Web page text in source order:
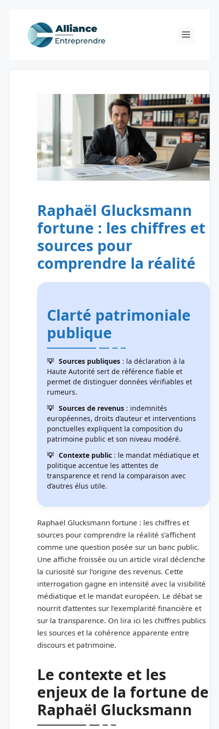
content
Menu
Raphaël Glucksmann
fortune : les chiffres et
sources pour
comprendre la réalité
Clarté patrimoniale
publique
Sources publiques : la déclaration à la
Haute Autorité sert de référence fiable et
permet de distinguer données vérifiables et
rumeurs.
Sources de revenus : indemnités
européennes, droits d’auteur et interventions
ponctuelles expliquent la composition du
patrimoine public et son niveau modéré.
Contexte public : le mandat médiatique et
politique accentue les attentes de
transparence et rend la comparaison avec
d’autres élus utile.
Raphaël Glucksmann fortune : les chiffres et
sources pour comprendre la réalité s’affichent
comme une question posée sur un banc public.
Une affiche froissée ou un article viral déclenche
la curiosité sur l’origine des revenus. Cette
interrogation gagne en intensité avec la visibilité
médiatique et le mandat européen. Le débat se
nourrit d’attentes sur l’exemplarité financière et
sur la transparence. On lira ici les chiffres publics
les sources et la cohérence apparente entre
discours et patrimoine.
Le contexte et les
enjeux de la fortune de
Raphaël Glucksmann